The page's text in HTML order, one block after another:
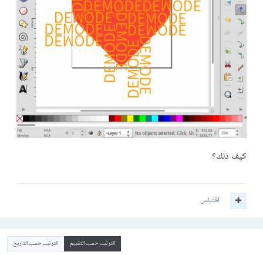
كيف ذلك؟
اقتباس
الترتيب حسب التقييم الترتيب حسب التاريخ